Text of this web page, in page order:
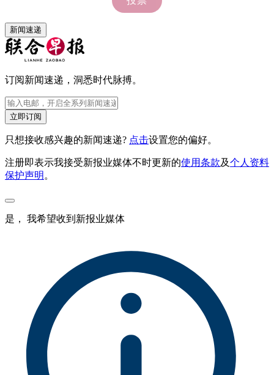
新闻速递
订阅新闻速递，洞悉时代脉搏。
立即订阅
只想接收感兴趣的新闻速递? 点击设置您的偏好。
注册即表示我接受新报业媒体不时更新的使用条款及个人资料
保护声明。
是， 我希望收到新报业媒体